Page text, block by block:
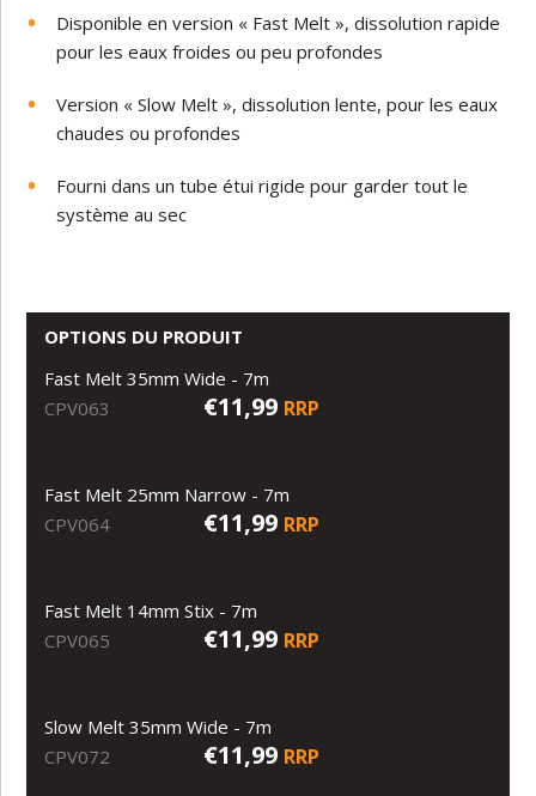
Disponible en version « Fast Melt », dissolution rapide
pour les eaux froides ou peu profondes
Version « Slow Melt », dissolution lente, pour les eaux
chaudes ou profondes
Fourni dans un tube étui rigide pour garder tout le
système au sec
OPTIONS DU PRODUIT
Fast Melt 35mm Wide - 7m
CPV063
€11,99 RRP
Fast Melt 25mm Narrow - 7m
CPV064
€11,99 RRP
Fast Melt 14mm Stix - 7m
CPV065
€11,99 RRP
Slow Melt 35mm Wide - 7m
CPV072
€11,99 RRP